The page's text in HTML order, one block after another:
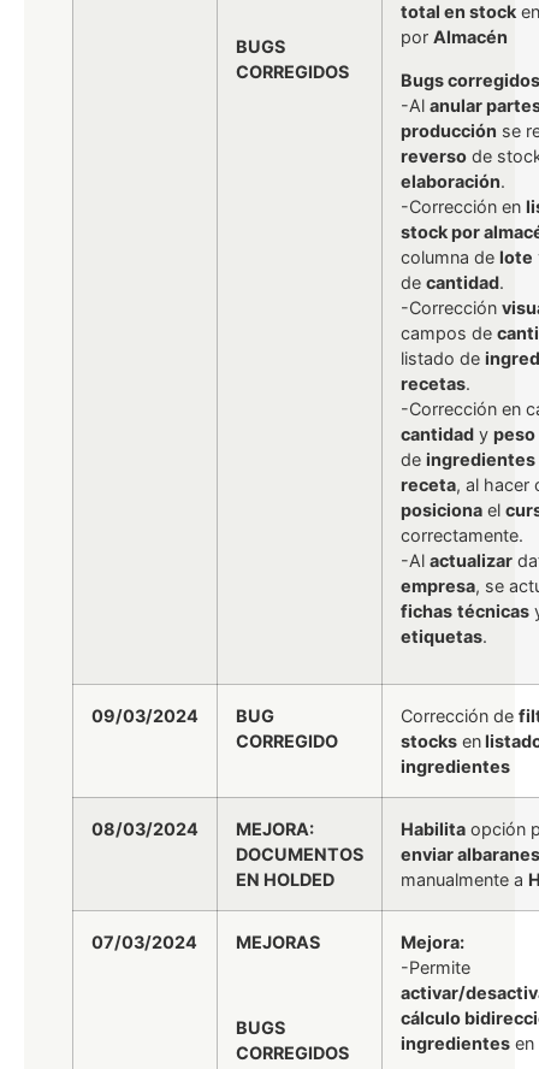
BUGS
CORREGIDOS
total en stock
por Almacén
Bugs
-Al anular
producción se
reverso de
elaboración.
-Corrección en
stock por
columna de lote
de cantidad.
-Corrección
campos de
listado de
recetas.
-Corrección en
cantidad y peso
de ingredientes
receta, al hacer
posiciona el
correctamente.
-Al actualizar
empresa, se
fichas técnicas
etiquetas.
09/03/2024
BUG
CORREGIDO
Corrección de
stocks en
ingredientes
08/03/2024
MEJORA:
DOCUMENTOS
EN HOLDED
Habilita opción
enviar
manualmente a
07/03/2024 MEJORAS
BUGS
CORREGIDOS
Mejora:
-Permite
activar/
cálculo
ingredientes en